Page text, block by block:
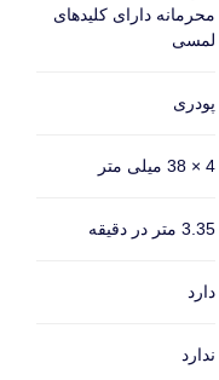
محرمانه دارای کلیدهای
لمسی
پودری
4 × 38 میلی متر
3.35 متر در دقیقه
دارد
ندارد